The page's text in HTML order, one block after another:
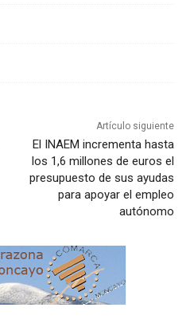
Artículo siguiente
El INAEM incrementa hasta
los 1,6 millones de euros el
presupuesto de sus ayudas
para apoyar el empleo
autónomo